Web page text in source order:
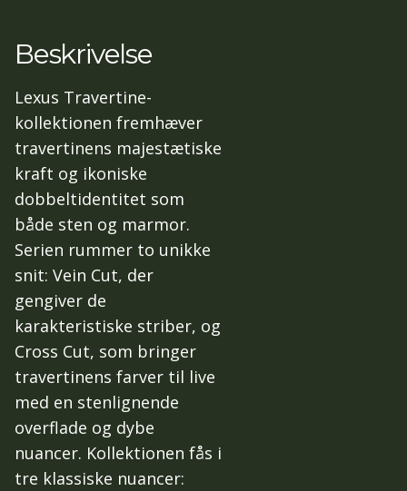
Beskrivelse
Lexus Travertine-
kollektionen fremhæver
travertinens majestætiske
kraft og ikoniske
dobbeltidentitet som
både sten og marmor.
Serien rummer to unikke
snit: Vein Cut, der
gengiver de
karakteristiske striber, og
Cross Cut, som bringer
travertinens farver til live
med en stenlignende
overflade og dybe
nuancer. Kollektionen fås i
tre klassiske nuancer: